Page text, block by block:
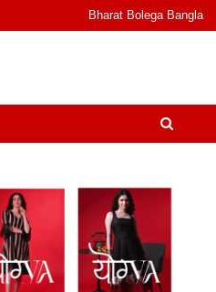
Bharat Bolega Bangla